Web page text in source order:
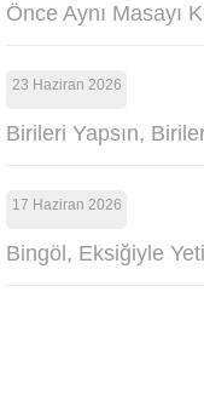
Önce Aynı Masayı
23 Haziran 2026
Birileri Yapsın,
17 Haziran 2026
Bingöl, Eksiğiyle